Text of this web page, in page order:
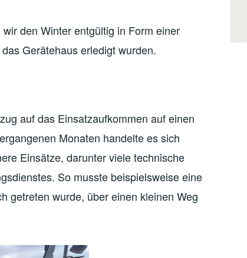
den Winter entgültig in Form einer
Gerätehaus erledigt wurden.
auf das Einsatzaufkommen auf einen
Monaten handelte es sich
Einsätze, darunter viele technische
So musste beispielsweise eine
getreten wurde, über einen kleinen Weg